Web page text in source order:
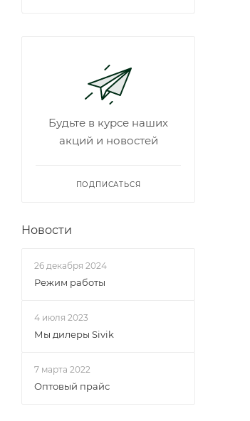
Будьте в курсе наших
акций и новостей
ПОДПИСАТЬСЯ
Новости
26 декабря 2024
Режим работы
4 июля 2023
Мы дилеры Sivik
7 марта 2022
Оптовый прайс